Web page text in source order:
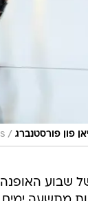
/
שבוע האופנה